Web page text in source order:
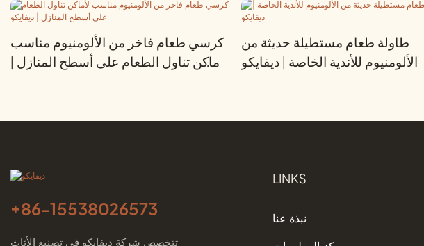
كرسي طعام فاخر من الألومنيوم مناسب
لأماكن تناول الطعام على أسطح المنازل |
طاولة طعام مستطيلة حديثة من
الألومنيوم للأندية الخاصة | ديفايكو
+86-15538026573
تتخصص شركة ديفايكو في تصنيع الأثاث
LINKS
نبذة عنا